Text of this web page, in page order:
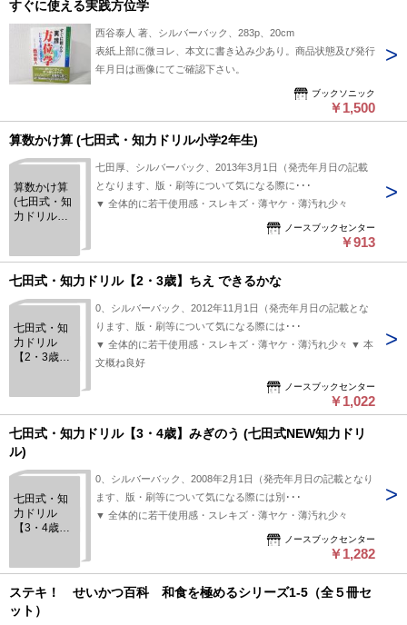
ーバック 幼
稚園 小学校
入園 入学 お
祝い プレゼ
ント 準備 足
すぐに使える実践方位学
西谷泰人 著、シルバーバック、283p、20cm
表紙上部に微ヨレ、本文に書き込み少あり。商品状態及び発行
年月日は画像にてご確認下さい。
ブックソニック
￥1,500
算数かけ算 (七田式・知力ドリル小学2年生)
算数かけ算
(七田式・知
力ドリル小
七田厚、シルバーバック、2013年3月1日（発売年月日の記載
となります、版・刷等について気になる際に･･･
▼ 全体的に若干使用感・スレキズ・薄ヤケ・薄汚れ少々
ノースブックセンター
￥913
七田式・知力ドリル【2・3歳】ちえ できるかな
七田式・知
力ドリル
【2・3歳】
0、シルバーバック、2012年11月1日（発売年月日の記載とな
ります、版・刷等について気になる際には･･･
▼ 全体的に若干使用感・スレキズ・薄ヤケ・薄汚れ少々 ▼ 本
文概ね良好
ノースブックセンター
￥1,022
七田式・知力ドリル【3・4歳】みぎのう (七田式NEW知力ドリ
ル)
七田式・知
力ドリル
【3・4歳】
力ドリル)
0、シルバーバック、2008年2月1日（発売年月日の記載となり
ます、版・刷等について気になる際には別･･･
▼ 全体的に若干使用感・スレキズ・薄ヤケ・薄汚れ少々
ノースブックセンター
￥1,282
ステキ！ せいかつ百科 和食を極めるシリーズ1-5（全５冊セ
ット）